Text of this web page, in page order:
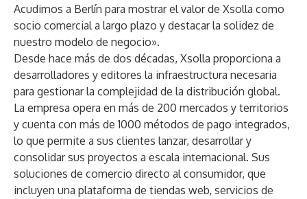
Acudimos a Berlín para mostrar el valor de Xsolla como
socio comercial a largo plazo y destacar la solidez de
nuestro modelo de negocio».
Desde hace más de dos décadas, Xsolla proporciona a
desarrolladores y editores la infraestructura necesaria
para gestionar la complejidad de la distribución global.
La empresa opera en más de 200 mercados y territorios
y cuenta con más de 1000 métodos de pago integrados,
lo que permite a sus clientes lanzar, desarrollar y
consolidar sus proyectos a escala internacional. Sus
soluciones de comercio directo al consumidor, que
incluyen una plataforma de tiendas web, servicios de